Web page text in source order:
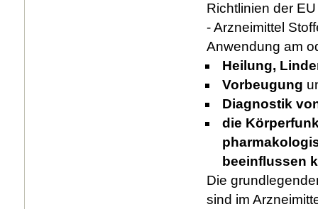
Richtlinien der
- Arzneimittel
Anwendung am
Heilung,
Vorbeugung
Diagnostik
die
beeinflussen
Die
sind im